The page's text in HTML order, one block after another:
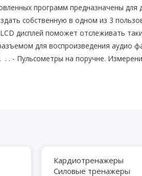
программ предназначены
собственную в одном из 3
дисплей поможет отслеживать
для воспроизведения аудио
- Пульсометры на поручне.
тренировка очень полезна для
перейдет в режим энергосбережения,
музыку с MP3-носителя или
Кардиотренажеры
Силовые тренажеры